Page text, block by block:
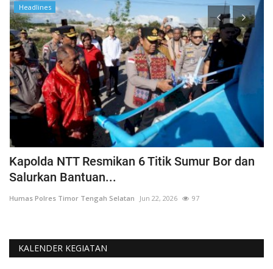
Headlines
Kapolda NTT Resmikan 6 Titik Sumur Bor dan
Salurkan Bantuan...
Humas Polres Timor Tengah Selatan Jun 22, 2026 97
KALENDER KEGIATAN